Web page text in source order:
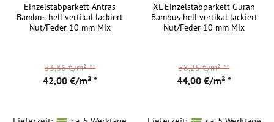
Einzelstabparkett Antras
Bambus hell vertikal lackiert
Nut/Feder 10 mm Mix
42,00 €/m² *
53,86 €/m²**
XL Einzelstabparkett Guran
Bambus hell vertikal lackiert
Nut/Feder 10 mm Mix
44,00 €/m² *
58,25 €/m²**